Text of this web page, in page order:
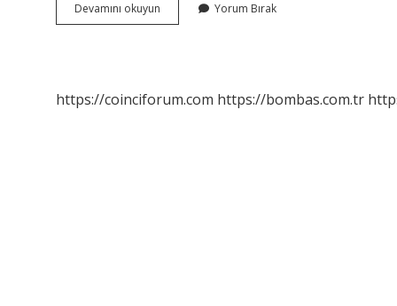
Devamını okuyun
Kabuğu
Yorum Bırak
https://coinciforum.com https://bombas.com.tr